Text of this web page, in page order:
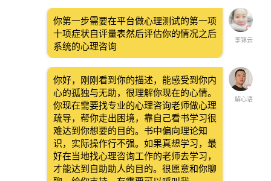
李锦云
你第一步需要在平台做心理测试的第一项
十项症状自评量表然后评估你的情况之后
系统的心理咨询
解心语
你好，刚刚看到你的描述，能感受到你内
心的孤独与无助，很理解你现在的心情。
你现在需要找专业的心理咨询老师做心理
疏导，帮你走出困境，靠自己看书学习很
难达到你想要的目的。书中偏向理论知
识，实际操作行不强。如果真想学习，最
好在当地找心理咨询工作的老师去学习，
才能达到自助助人的目的。很愿意和你聊